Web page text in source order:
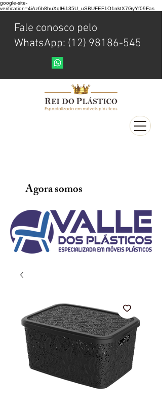
google-site-
verification=4iAz6b8huXqlHi135U_uSBUFEF1O1nktX7GyYf09Fas
Fale conosco pelo
WhatsApp: (12) 98186-545
Agora somos